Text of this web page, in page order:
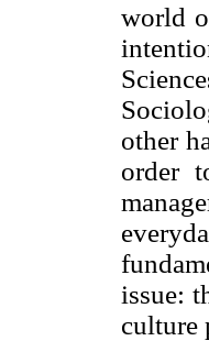
world
other
order
issue:
culture